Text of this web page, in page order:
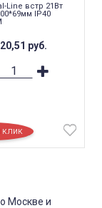
Line встр 21Вт
IP40
руб.
Москве и